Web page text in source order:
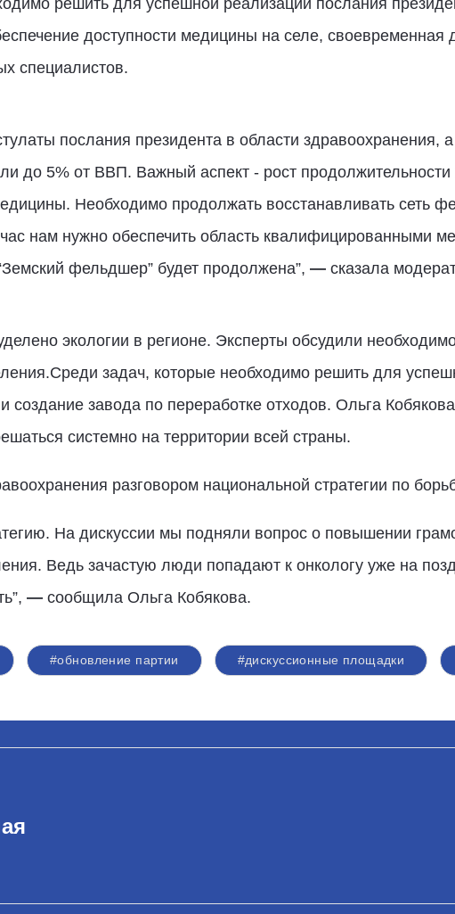
решить для успешной реализации послания
доступности медицины на селе, своевременная
специалистов.
послания президента в области здравоохранения,
до 5% от ВВП. Важный аспект - рост продолжительности
Необходимо продолжать восстанавливать сеть
нам нужно обеспечить область квалифицированными
фельдшер” будет продолжена”, —сказала
экологии в регионе. Эксперты обсудили
задач, которые необходимо решить для
создание завода по переработке отходов. Ольга
системно на территории всей страны.
разговором национальной стратегии по
На дискуссии мы подняли вопрос о повышении
Ведь зачастую люди попадают к онкологу уже на
—сообщила Ольга Кобякова.
#обновление партии #дискуссионные площадки